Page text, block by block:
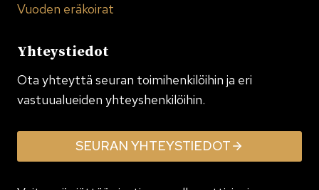
Vuoden eräkoirat
Yhteystiedot
Ota yhteyttä seuran toimi­henkilöihin ja eri
vastuualueiden yhteyshenkilöihin.
SEURAN YHTEYSTIEDOT